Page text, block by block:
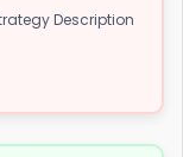
Description